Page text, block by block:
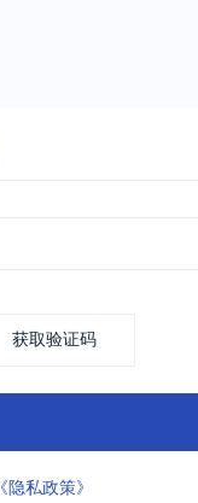
获取验证码
《隐私政策》